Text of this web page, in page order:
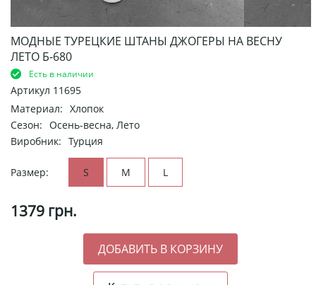
МОДНЫЕ ТУРЕЦКИЕ ШТАНЫ ДЖОГЕРЫ НА ВЕСНУ
ЛЕТО Б-680
Есть в наличии
Артикул 11695
Материал: Хлопок
Сезон: Осень-весна, Лето
Виробник: Турция
Размер: S M L
1379 грн.